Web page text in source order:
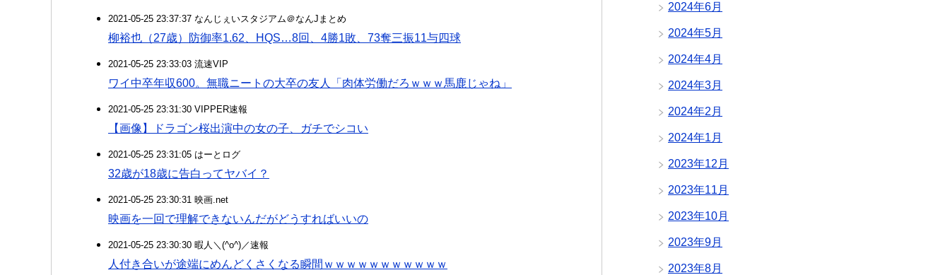
2021-05-25 23:37:37 なんじぇいスタジアム＠なんJまとめ
柳裕也（27歳）防御率1.62、HQS…8回、4勝1敗、73奪三振11与四球
2021-05-25 23:33:03 流速VIP
ワイ中卒年収600。無職ニートの大卒の友人「肉体労働だろｗｗｗ馬鹿じゃね」
2021-05-25 23:31:30 VIPPER速報
【画像】ドラゴン桜出演中の女の子、ガチでシコい
2021-05-25 23:31:05 はーとログ
32歳が18歳に告白ってヤバイ？
2021-05-25 23:30:31 映画.net
映画を一回で理解できないんだがどうすればいいの
2021-05-25 23:30:30 暇人＼(^o^)／速報
人付き合いが途端にめんどくさくなる瞬間ｗｗｗｗｗｗｗｗｗｗｗ
2024年6月
2024年5月
2024年4月
2024年3月
2024年2月
2024年1月
2023年12月
2023年11月
2023年10月
2023年9月
2023年8月